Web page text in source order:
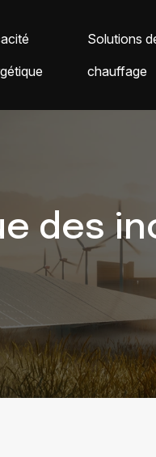
Solutions
chauffage
des